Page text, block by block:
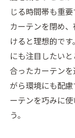
じる時間帯も重
カーテンを閉め
けると理想的で
にも注目したい
合ったカーテン
がら環境にも配
ーテンを巧みに
う。